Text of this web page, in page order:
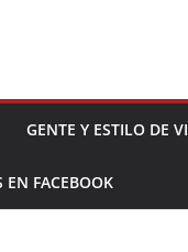
GENTE Y ESTILO DE
EN FACEBOOK